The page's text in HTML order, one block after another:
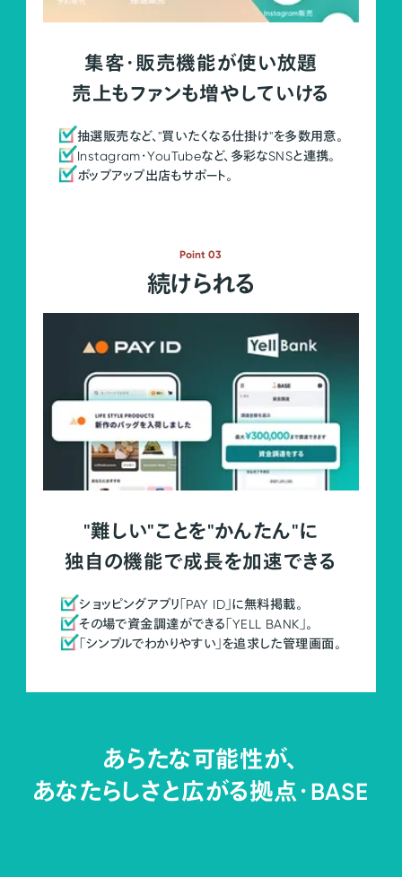
集客・販売機能が使い放題
売上もファンも増やしていける
抽選販売など、"買いたくなる仕掛け"を多数用意。
Instagram・YouTubeなど、多彩なSNSと連携。
ポップアップ出店もサポート。
Point 03
続けられる
"難しい"ことを"かんたん"に
独自の機能で成長を加速できる
ショッピングアプリ「PAY ID」に無料掲載。
その場で資金調達ができる「YELL BANK」。
「シンプルでわかりやすい」を追求した管理画面。
あらたな可能性が、
あなたらしさと広がる拠点・BASE